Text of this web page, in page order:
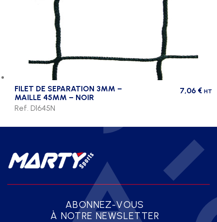
FILET DE SEPARATION 3MM –
MAILLE 45MM – NOIR
7,06 € HT
Ref. D1645N
ABONNEZ-VOUS
À NOTRE NEWSLETTER